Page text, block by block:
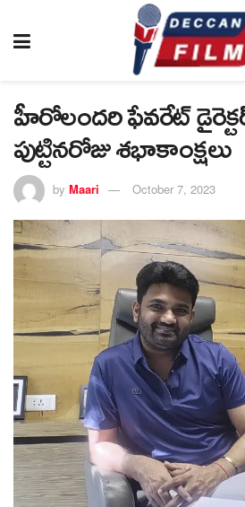
హీరోలందరి ఫేవరేట్
పుట్టినరోజు శభాకాంక్షలు
by Maari October 7, 2023